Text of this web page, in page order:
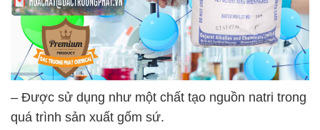
– Được sử dụng như một chất tạo nguồn natri trong
quá trình sản xuất gốm sứ.